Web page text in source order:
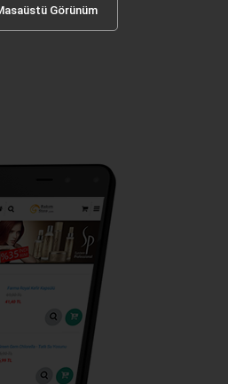
Görünüm